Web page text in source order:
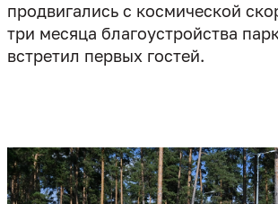
продвигались с космической
три месяца благоустройства
встретил первых гостей.